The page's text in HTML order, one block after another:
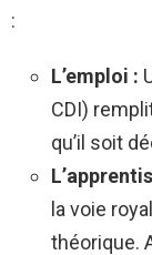
:
L’emploi :
CDI)
qu’il soit
la voie
théorique.